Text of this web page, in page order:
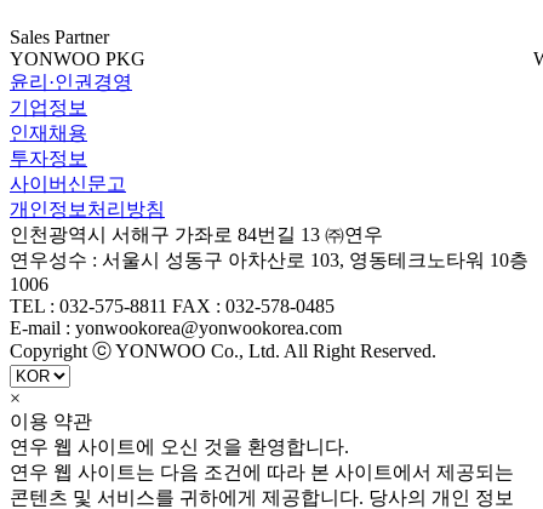
Sales Partner
YONWOO PKG
윤리·인권경영
기업정보
인재채용
투자정보
사이버신문고
개인정보처리방침
인천광역시 서해구 가좌로 84번길 13 ㈜연우
연우성수 : 서울시 성동구 아차산로 103, 영동테크노타워 10층
1006
TEL : 032-575-8811 FAX : 032-578-0485
E-mail : yonwookorea@yonwookorea.com
Copyright ⓒ YONWOO Co., Ltd. All Right Reserved.
×
이용 약관
연우 웹 사이트에 오신 것을 환영합니다.
연우 웹 사이트는 다음 조건에 따라 본 사이트에서 제공되는
콘텐츠 및 서비스를 귀하에게 제공합니다. 당사의 개인 정보